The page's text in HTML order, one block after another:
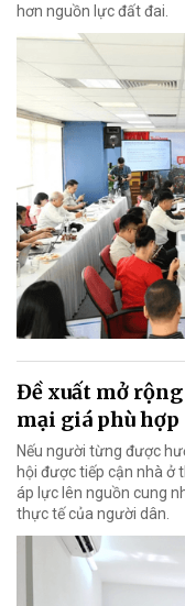
hơn nguồn lực đất đai.
Đề xuất mở
mại giá phù hợp
Nếu người từng được
hội được tiếp cận nhà ở
áp lực lên nguồn cung
thực tế của người dân.